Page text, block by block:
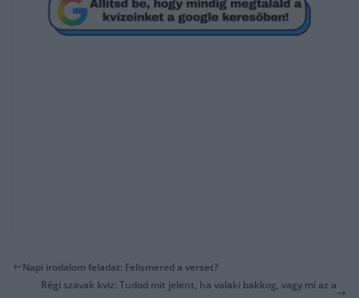
Napi irodalom feladat: Felismered a verset?
Régi szavak kvíz: Tudod mit jelent, ha valaki bakkog, vagy mi az a